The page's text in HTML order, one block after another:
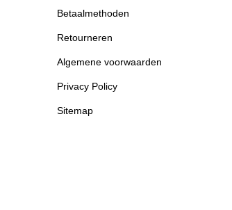
Betaalmethoden
Retourneren
Algemene voorwaarden
Privacy Policy
Sitemap